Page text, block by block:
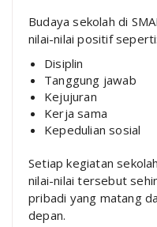
Budaya sekolah di
nilai-nilai positif seperti:
Disiplin
Tanggung jawab
Kejujuran
Kerja sama
Kepedulian sosial
Setiap kegiatan
nilai-nilai tersebut
pribadi yang matang
depan.